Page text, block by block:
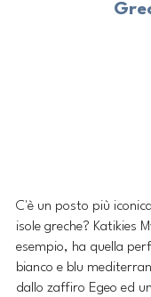
C'è un posto più
isole greche? Katikies
esempio, ha quella
bianco e blu
dallo zaffiro Egeo ed